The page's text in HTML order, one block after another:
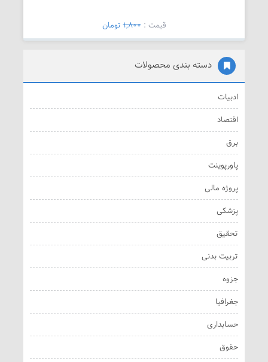
قیمت :1,800تومان
دسته بندی محصولات
ادبیات
اقتصاد
برق
پاورپوینت
پروژه مالی
پزشکی
تحقیق
تربیت بدنی
جزوه
جغرافیا
حسابداری
حقوق